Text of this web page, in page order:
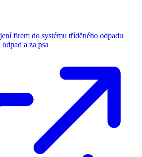
firem do systému tříděného odpadu
a za psa